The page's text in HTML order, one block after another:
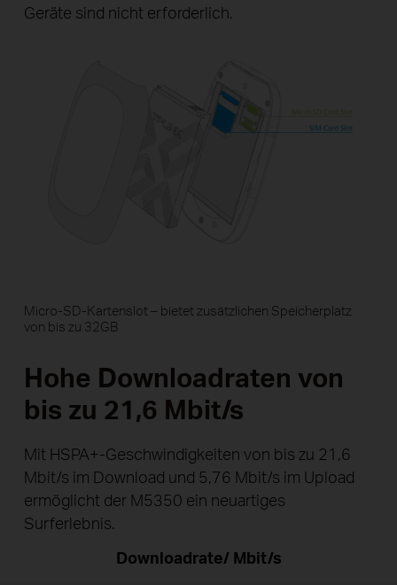
Geräte sind nicht erforderlich.
Micro-SD-Kartenslot – bietet zusätzlichen Speicherplatz
von bis zu 32GB
Hohe Downloadraten von
bis zu 21,6 Mbit/s
Mit HSPA+-Geschwindigkeiten von bis zu 21,6
Mbit/s im Download und 5,76 Mbit/s im Upload
ermöglicht der M5350 ein neuartiges
Surferlebnis.
Downloadrate/ Mbit/s